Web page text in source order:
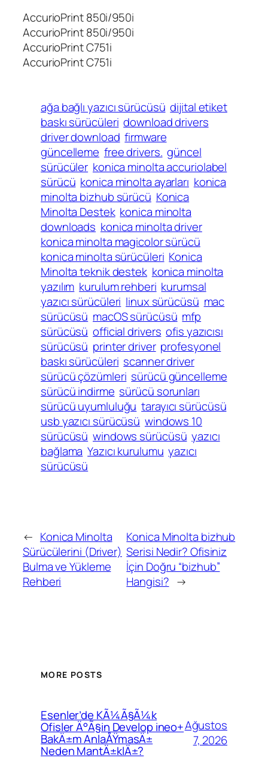
AccurioPrint 850i/950i
AccurioPrint 850i/950i
AccurioPrint C751i
AccurioPrint C751i
ağa bağlı yazıcı sürücüsü dijital etiket
baskı sürücüleri download drivers
driver download firmware
güncelleme free drivers. güncel
sürücüler konica minolta accuriolabel
sürücü konica minolta ayarları konica
minolta bizhub sürücü Konica
Minolta Destek konica minolta
downloads konica minolta driver
konica minolta magicolor sürücü
konica minolta sürücüleri Konica
Minolta teknik destek konica minolta
yazılım kurulum rehberi kurumsal
yazıcı sürücüleri linux sürücüsü mac
sürücüsü macOS sürücüsü mfp
sürücüsü official drivers ofis yazıcısı
sürücüsü printer driver profesyonel
baskı sürücüleri scanner driver
sürücü çözümleri sürücü güncelleme
sürücü indirme sürücü sorunları
sürücü uyumluluğu tarayıcı sürücüsü
usb yazıcı sürücüsü windows 10
sürücüsü windows sürücüsü yazıcı
bağlama Yazıcı kurulumu yazıcı
sürücüsü
← Konica Minolta
Sürücülerini (Driver)
Bulma ve Yükleme
Rehberi
Konica Minolta bizhub
Serisi Nedir? Ofisiniz
İçin Doğru “bizhub”
Hangisi? →
MORE POSTS
Esenler’de KÃ¼Ã§Ã¼k
Ofisler Ä°Ã§in Develop ineo+
BakÄ±m AnlaÅŸmasÄ±
Neden MantÄ±klÄ±?
Ağustos
7, 2026